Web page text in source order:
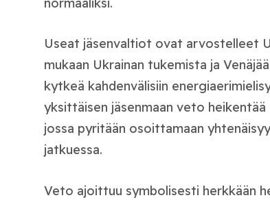
Useat jäsenvaltiot ovat arvostelleet
mukaan Ukrainan tukemista ja
kytkeä kahdenvälisiin
yksittäisen jäsenmaan veto
jossa pyritään osoittamaan
jatkuessa.
Veto ajoittuu symbolisesti herkkään